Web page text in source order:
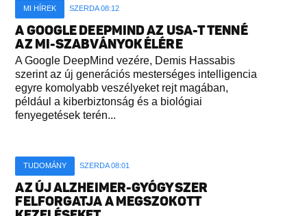
MI HÍREK SZERDA 08:12
A GOOGLE DEEPMIND AZ USA-T TENNÉ
AZ MI-SZABVÁNYOK ÉLÉRE
A Google DeepMind vezére, Demis Hassabis
szerint az új generációs mesterséges intelligencia
egyre komolyabb veszélyeket rejt magában,
például a kiberbiztonság és a biológiai
fenyegetések terén...
TUDOMÁNY SZERDA 08:01
AZ ÚJ ALZHEIMER-GYÓGYSZER
FELFORGATJA A MEGSZOKOTT